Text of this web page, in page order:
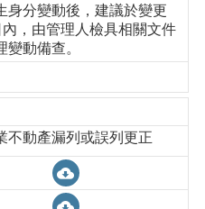
身分變動後，建議於變更
，由管理人檢具相關文件
變動備查。
不動產漏列或誤列更正